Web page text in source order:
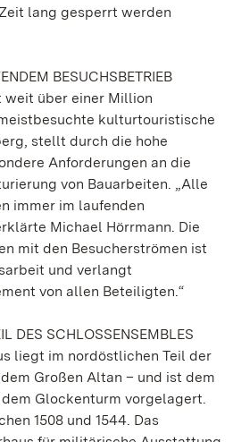
lang gesperrt werden
BESUCHSBETRIEB
weit über einer Million
kulturtouristische
stellt durch die hohe
Anforderungen an die
von Bauarbeiten. „Alle
immer im laufenden
Michael Hörrmann. Die
mit den Besucherströmen ist
und verlangt
von allen Beteiligten.“
DES SCHLOSSENSEMBLES
liegt im nordöstlichen Teil der
Großen Altan – und ist dem
Glockenturm vorgelagert.
1508 und 1544. Das